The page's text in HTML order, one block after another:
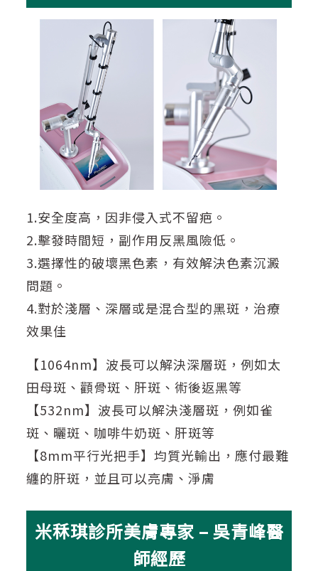
1.安全度高，因非侵入式不留疤。
2.擊發時間短，副作用反黑風險低。
3.選擇性的破壞黑色素，有效解決色素沉澱
問題。
4.對於淺層、深層或是混合型的黑斑，治療
效果佳
【1064nm】波長可以解決深層斑，例如太
田母斑、顴骨斑、肝斑、術後返黑等
【532nm】波長可以解決淺層斑，例如雀
斑、曬斑、咖啡牛奶斑、肝斑等
【8mm平行光把手】均質光輸出，應付最難
纏的肝斑 ，並且可以亮膚、淨膚
米秝琪診所美膚專家 – 吳青峰醫
師經歷